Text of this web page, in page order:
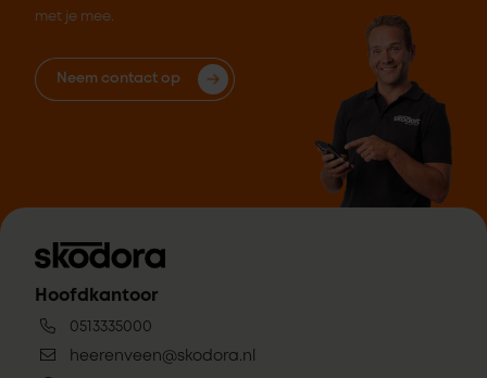
met je mee.
Neem contact op
Hoofdkantoor
0513335000
heerenveen@skodora.nl